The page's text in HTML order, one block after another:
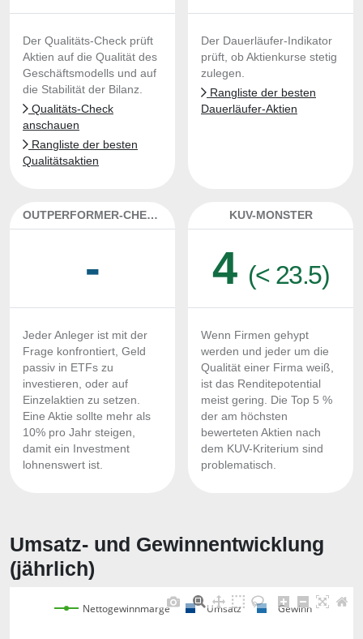
Der Qualitäts-Check prüft
Aktien auf die Qualität des
Geschäftsmodells und auf
die Stabilität der Bilanz.
Qualitäts-Check
anschauen
Rangliste der besten
Qualitätsaktien
Der Dauerläufer-Indikator
prüft, ob Aktienkurse stetig
zulegen.
Rangliste der besten
Dauerläufer-Aktien
OUTPERFORMER-CHECK
-
Jeder Anleger ist mit der
Frage konfrontiert, Geld
passiv in ETFs zu
investieren, oder auf
Einzelaktien zu setzen.
Eine Aktie sollte mehr als
10% pro Jahr steigen,
damit ein Investment
lohnenswert ist.
KUV-MONSTER
4 (< 23.5)
Wenn Firmen gehypt
werden und jeder um die
Qualität einer Firma weiß,
ist das Renditepotential
meist gering. Die Top 5 %
der am höchsten
bewerteten Aktien nach
dem KUV-Kriterium sind
problematisch.
Umsatz- und Gewinnentwicklung
(jährlich)
Nettogewinnmarge Umsatz Gewinn